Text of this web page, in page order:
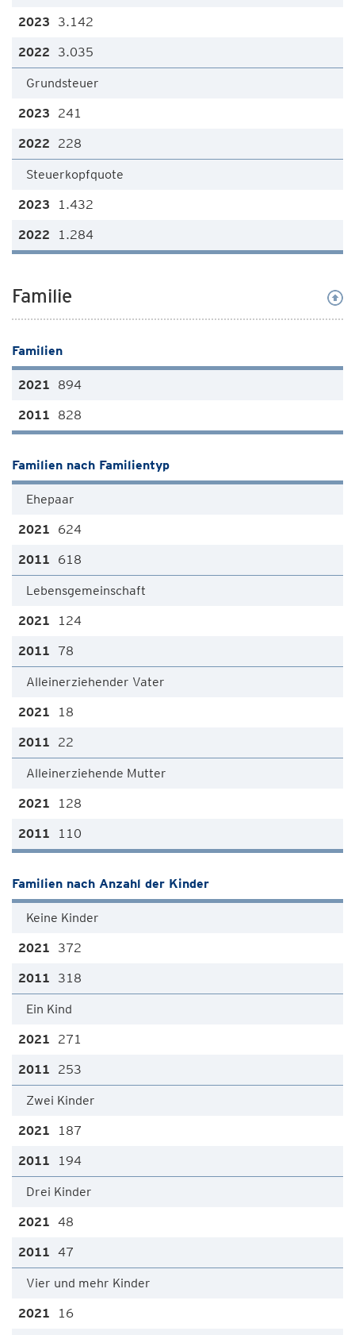
3.142
3.035
Grundsteuer
241
228
Steuerkopfquote
1.432
1.284
Familie
Familien
894
828
Familien nach Familientyp
Ehepaar
624
618
Lebensgemeinschaft
124
78
Alleinerziehender Vater
18
22
Alleinerziehende Mutter
128
110
Familien nach Anzahl der Kinder
Keine Kinder
372
318
Ein Kind
271
253
Zwei Kinder
187
194
Drei Kinder
48
47
Vier und mehr Kinder
16